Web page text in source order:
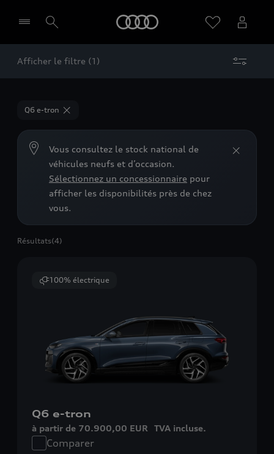
Afficher le filtre (1)
Q6 e-tron
Vous consultez le stock national de
véhicules neufs et d’occasion.
Sélectionnez un concessionnaire pour
afficher les disponibilités près de chez
vous.
Résultats(4)
100% électrique
Q6 e-tron
à partir de 70.900,00 EUR TVA incluse.
Comparer